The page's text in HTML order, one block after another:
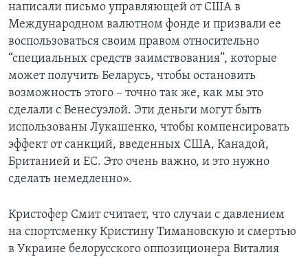
написали письмо управляющей от США в
Международном валютном фонде и призвали ее
воспользоваться своим правом относительно
“специальных средств заимствования”, которые
может получить Беларусь, чтобы остановить
возможность этого – точно так же, как мы это
сделали с Венесуэлой. Эти деньги могут быть
использованы Лукашенко, чтобы компенсировать
эффект от санкций, введенных США, Канадой,
Британией и ЕС. Это очень важно, и это нужно
сделать немедленно».
Кристофер Смит считает, что случаи с давлением
на спортсменку Кристину Тимановскую и смертью
в Украине белорусского оппозиционера Виталия